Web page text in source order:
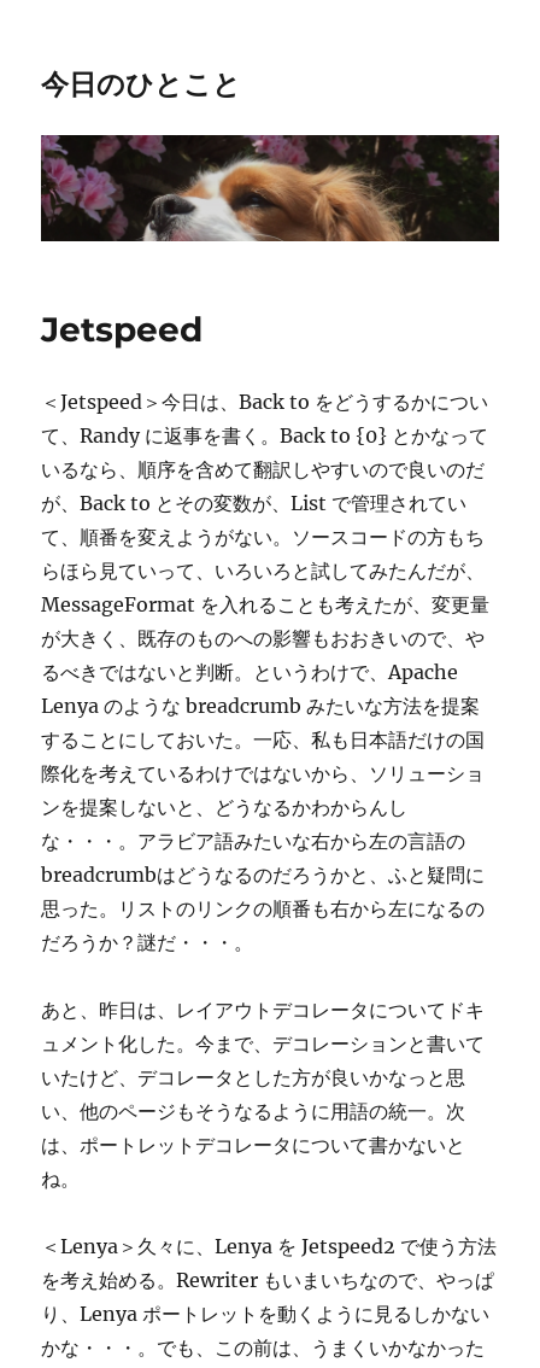
今日のひとこと
Jetspeed
＜Jetspeed＞今日は、Back to をどうするかについ
て、Randy に返事を書く。Back to {0} とかなって
いるなら、順序を含めて翻訳しやすいので良いのだ
が、Back to とその変数が、List で管理されてい
て、順番を変えようがない。ソースコードの方もち
らほら見ていって、いろいろと試してみたんだが、
MessageFormat を入れることも考えたが、変更量
が大きく、既存のものへの影響もおおきいので、や
るべきではないと判断。というわけで、Apache
Lenya のような breadcrumb みたいな方法を提案
することにしておいた。一応、私も日本語だけの国
際化を考えているわけではないから、ソリューショ
ンを提案しないと、どうなるかわからんし
な・・・。アラビア語みたいな右から左の言語の
breadcrumbはどうなるのだろうかと、ふと疑問に
思った。リストのリンクの順番も右から左になるの
だろうか？謎だ・・・。
あと、昨日は、レイアウトデコレータについてドキ
ュメント化した。今まで、デコレーションと書いて
いたけど、デコレータとした方が良いかなっと思
い、他のページもそうなるように用語の統一。次
は、ポートレットデコレータについて書かないと
ね。
＜Lenya＞久々に、Lenya を Jetspeed2 で使う方法
を考え始める。Rewriter もいまいちなので、やっぱ
り、Lenya ポートレットを動くように見るしかない
かな・・・。でも、この前は、うまくいかなかった